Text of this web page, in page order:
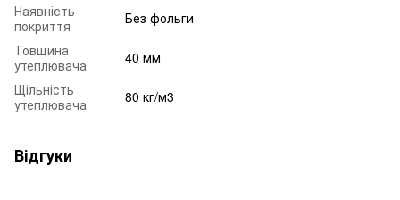
Наявність
покриття
Без фольги
Товщина
утеплювача
40 мм
Щільність
утеплювача
80 кг/м3
Відгуки